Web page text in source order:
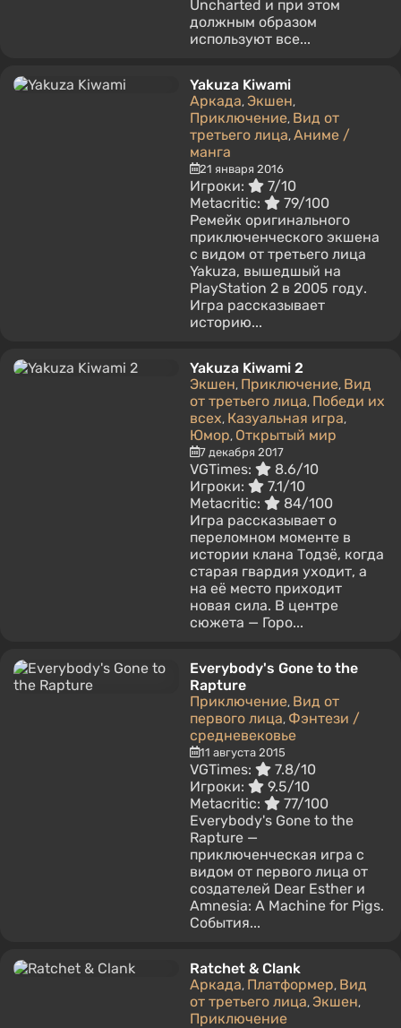
Uncharted и при этом
должным образом
используют все...
Yakuza Kiwami
Аркада, Экшен,
Приключение, Вид от
третьего лица, Аниме /
манга
21 января 2016
Игроки:
7/10
Metacritic:
79/100
Ремейк оригинального
приключенческого экшена
с видом от третьего лица
Yakuza, вышедшый на
PlayStation 2 в 2005 году.
Игра рассказывает
историю...
Yakuza Kiwami 2
Экшен, Приключение, Вид
от третьего лица, Победи их
всех, Казуальная игра,
Юмор, Открытый мир
7 декабря 2017
VGTimes:
8.6/10
Игроки:
7.1/10
Metacritic:
84/100
Игра рассказывает о
переломном моменте в
истории клана Тодзё, когда
старая гвардия уходит, а
на её место приходит
новая сила. В центре
сюжета — Горо...
Everybody's Gone to the
Rapture
Приключение, Вид от
первого лица, Фэнтези /
средневековье
11 августа 2015
VGTimes:
7.8/10
Игроки:
9.5/10
Metacritic:
77/100
Everybody's Gone to the
Rapture —
приключенческая игра с
видом от первого лица от
создателей Dear Esther и
Amnesia: A Machine for Pigs.
События...
Ratchet & Clank
Аркада, Платформер, Вид
от третьего лица, Экшен,
Приключение